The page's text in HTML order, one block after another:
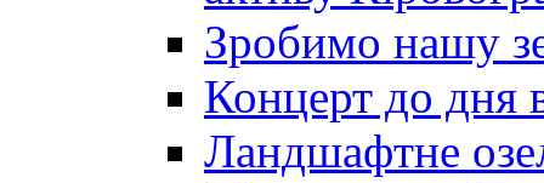
Зробимо нашу
Концерт до дня
Ландшафтне